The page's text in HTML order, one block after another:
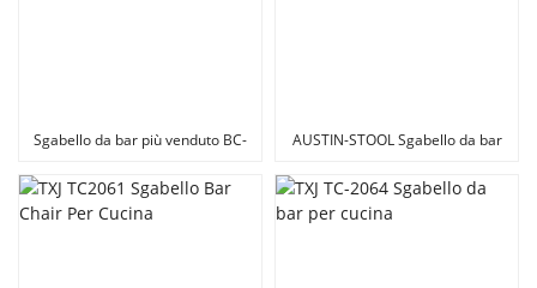
Sgabello da bar più venduto BC-
AUSTIN-STOOL Sgabello da bar